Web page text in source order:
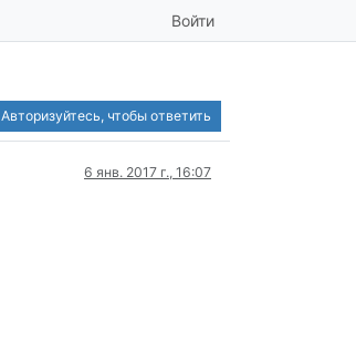
Войти
Авторизуйтесь, чтобы ответить
6 янв. 2017 г., 16:07